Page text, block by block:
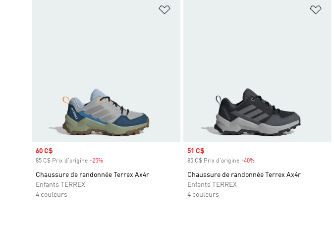
Prix soldé
60 C$
85 C$ Prix d'origine -25%
Chaussure de randonnée Terrex Ax4r
Enfants TERREX
4 couleurs
Prix soldé
51 C$
85 C$ Prix d'origine -40%Rabais
Chaussure de randonnée Terrex Ax4r
Enfants TERREX
4 couleurs